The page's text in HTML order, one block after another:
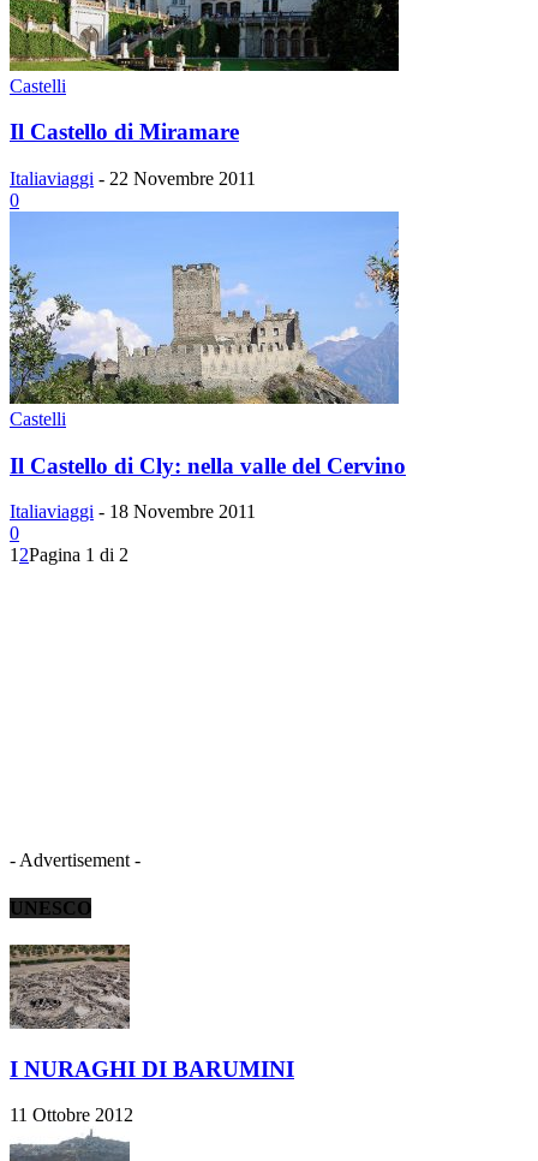
Castelli
Il Castello di Miramare
Italiaviaggi - 22 Novembre 2011
0
Castelli
Il Castello di Cly: nella valle del Cervino
Italiaviaggi - 18 Novembre 2011
0
12Pagina 1 di 2
- Advertisement -
UNESCO
I NURAGHI DI BARUMINI
11 Ottobre 2012